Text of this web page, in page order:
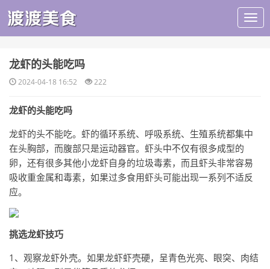
​龙虾的头能吃吗
2024-04-18 16:52 222
龙虾的头能吃吗
龙虾的头不能吃。虾的循环系统、呼吸系统、生殖系统都集中
在头胸部，而腹部只是运动器官。虾头中不仅有很多成型的
卵，还有很多其他小龙虾自身的垃圾毒素，而且虾头非常容易
吸收重金属和毒素，如果过多食用虾头可能出现一系列不适反
应。
挑选龙虾技巧
1、观察龙虾外壳。如果龙虾虾壳硬，呈青色光亮、眼突、肉结